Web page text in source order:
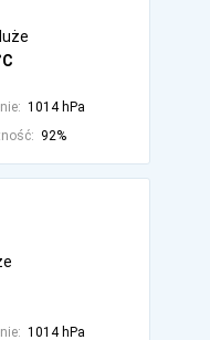
1014 hPa
92%
1014 hPa